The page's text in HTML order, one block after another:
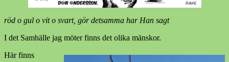
röd o gul o vit o svart, gör detsamma har Han sagt
I det Samhälle jag möter finns det olika mänskor.
Här finns